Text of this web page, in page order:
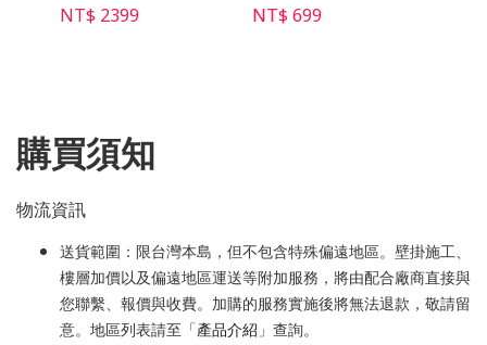
NT$ 2399
NT$ 699
購買須知
物流資訊
送貨範圍：限台灣本島，但不包含特殊偏遠地區。壁掛施工、
樓層加價以及偏遠地區運送等附加服務，將由配合廠商直接與
您聯繫、報價與收費。加購的服務實施後將無法退款，敬請留
意。地區列表請至「產品介紹 」查詢。